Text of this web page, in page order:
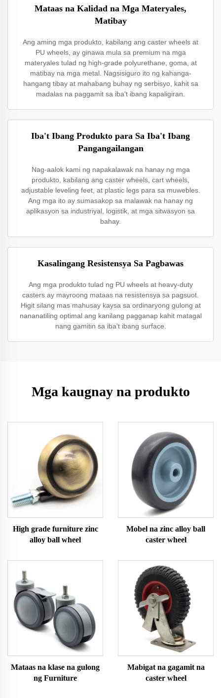
Mataas na Kalidad na Mga Materyales,
Matibay
Ang aming mga produkto, kabilang ang caster wheels at
PU wheels, ay ginawa mula sa premium na mga
materyales tulad ng high-grade polyurethane, goma, at
matibay na mga metal. Nagsisiguro ito ng kahanga-
hangang tibay at mahabang buhay ng serbisyo, kahit sa
madalas na paggamit sa iba't ibang kapaligiran.
Iba't Ibang Produkto para Sa Iba't Ibang
Pangangailangan
Nag-aalok kami ng napakalawak na hanay ng mga
produkto, kabilang ang caster wheels, cart wheels,
adjustable leveling feet, at plastic legs para sa muwebles.
Ang mga ito ay sumasakop sa malawak na hanay ng
aplikasyon sa industriyal, logistik, at mga sitwasyon sa
bahay.
Kasalingang Resistensya Sa Pagbawas
Ang mga produkto tulad ng PU wheels at heavy-duty
casters ay mayroong mataas na resistensya sa pagsuot.
Higit silang mas mahusay kaysa sa ordinaryong gulong at
nananatiling optimal ang kanilang pagganap kahit matagal
nang gamitin sa iba't ibang surface.
Mga kaugnay na produkto
High grade furniture zinc
alloy ball wheel
Mobel na zinc alloy ball
caster wheel
Mataas na klase na gulong
ng Furniture
Mabigat na gagamit na
caster wheel